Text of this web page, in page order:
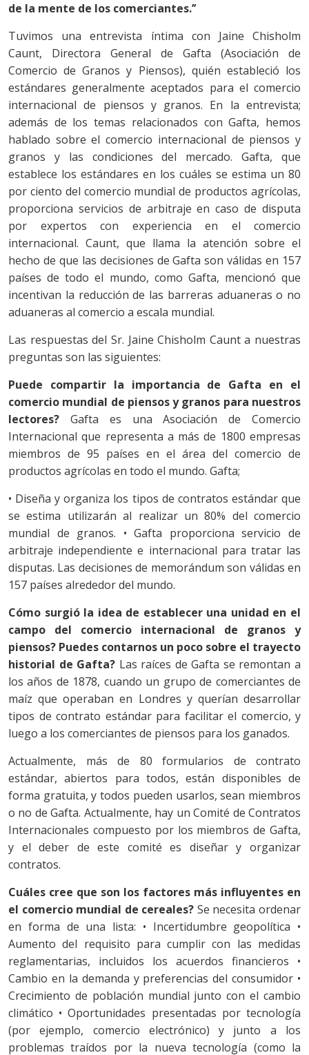
de la mente de los comerciantes.’’
Tuvimos una entrevista íntima con Jaine Chisholm
Caunt, Directora General de Gafta (Asociación de
Comercio de Granos y Piensos), quién estableció los
estándares generalmente aceptados para el comercio
internacional de piensos y granos. En la entrevista;
además de los temas relacionados con Gafta, hemos
hablado sobre el comercio internacional de piensos y
granos y las condiciones del mercado. Gafta, que
establece los estándares en los cuáles se estima un 80
por ciento del comercio mundial de productos agrícolas,
proporciona servicios de arbitraje en caso de disputa
por expertos con experiencia en el comercio
internacional. Caunt, que llama la atención sobre el
hecho de que las decisiones de Gafta son válidas en 157
países de todo el mundo, como Gafta, mencionó que
incentivan la reducción de las barreras aduaneras o no
aduaneras al comercio a escala mundial.
Las respuestas del Sr. Jaine Chisholm Caunt a nuestras
preguntas son las siguientes:
Puede compartir la importancia de Gafta en el
comercio mundial de piensos y granos para nuestros
lectores? Gafta es una Asociación de Comercio
Internacional que representa a más de 1800 empresas
miembros de 95 países en el área del comercio de
productos agrícolas en todo el mundo. Gafta;
• Diseña y organiza los tipos de contratos estándar que
se estima utilizarán al realizar un 80% del comercio
mundial de granos. • Gafta proporciona servicio de
arbitraje independiente e internacional para tratar las
disputas. Las decisiones de memorándum son válidas en
157 países alrededor del mundo.
Cómo surgió la idea de establecer una unidad en el
campo del comercio internacional de granos y
piensos? Puedes contarnos un poco sobre el trayecto
historial de Gafta? Las raíces de Gafta se remontan a
los años de 1878, cuando un grupo de comerciantes de
maíz que operaban en Londres y querían desarrollar
tipos de contrato estándar para facilitar el comercio, y
luego a los comerciantes de piensos para los ganados.
Actualmente, más de 80 formularios de contrato
estándar, abiertos para todos, están disponibles de
forma gratuita, y todos pueden usarlos, sean miembros
o no de Gafta. Actualmente, hay un Comité de Contratos
Internacionales compuesto por los miembros de Gafta,
y el deber de este comité es diseñar y organizar
contratos.
Cuáles cree que son los factores más influyentes en
el comercio mundial de cereales? Se necesita ordenar
en forma de una lista: • Incertidumbre geopolítica •
Aumento del requisito para cumplir con las medidas
reglamentarias, incluidos los acuerdos financieros •
Cambio en la demanda y preferencias del consumidor •
Crecimiento de población mundial junto con el cambio
climático • Oportunidades presentadas por tecnología
(por ejemplo, comercio electrónico) y junto a los
problemas traídos por la nueva tecnología (como la